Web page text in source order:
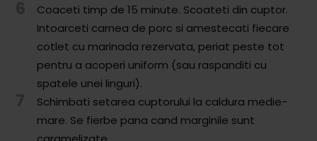
CONCURS
Coaceti timp de 15 minute. Scoateti din cuptor.
Intoarceti carnea de porc si amestecati fiecare
cotlet cu marinada rezervata, periat peste tot
pentru a acoperi uniform (sau raspanditi cu
spatele unei linguri).
Schimbati setarea cuptorului la caldura medie-
mare. Se fierbe pana cand marginile sunt